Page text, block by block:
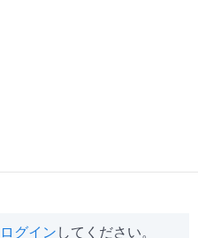
ログイン してください。